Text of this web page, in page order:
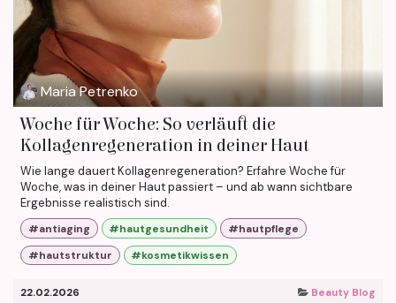
Maria Petrenko
Woche für Woche: So verläuft die
Kollagenregeneration in deiner Haut
Wie lange dauert Kollagenregeneration? Erfahre Woche für
Woche, was in deiner Haut passiert – und ab wann sichtbare
Ergebnisse realistisch sind.
#antiaging #hautgesundheit
#hautpflege
#hautstruktur
#kosmetikwissen
22.02.2026 Beauty Blog